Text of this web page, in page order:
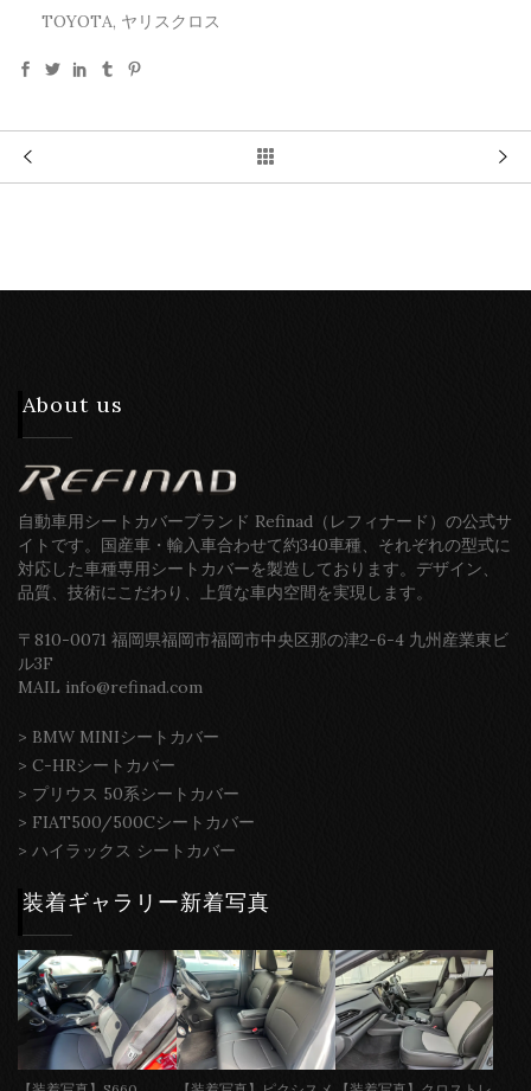
TOYOTA, ヤリスクロス
About us
自動車用シートカバーブランド Refinad（レフィナード）の公式サ
イトです。国産車・輸入車合わせて約340車種、それぞれの型式に
対応した車種専用シートカバーを製造しております。デザイン、
品質、技術にこだわり、上質な車内空間を実現します。
〒810-0071 福岡県福岡市福岡市中央区那の津2-6-4 九州産業東ビ
ル3F
MAIL info@refinad.com
> BMW MINIシートカバー
> C-HRシートカバー
> プリウス 50系シートカバー
> FIAT500/500Cシートカバー
> ハイラックス シートカバー
装着ギャラリー新着写真